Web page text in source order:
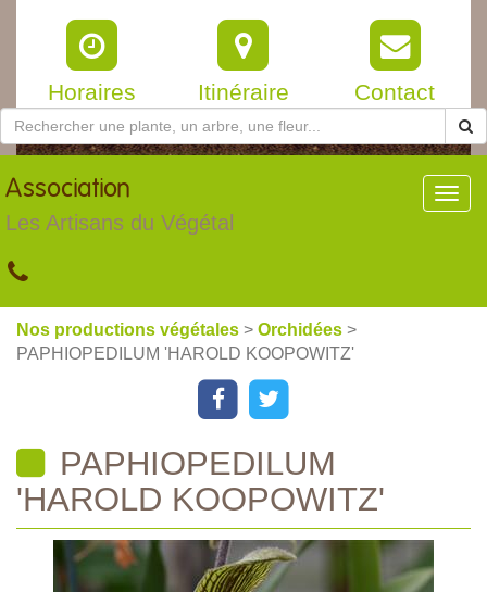
Horaires Itinéraire Contact
Association
Les Artisans du Végétal
Nos productions végétales > Orchidées >
PAPHIOPEDILUM 'HAROLD KOOPOWITZ'
PAPHIOPEDILUM
'HAROLD KOOPOWITZ'